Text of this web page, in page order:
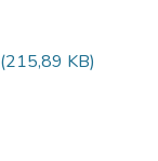
(215,89 KB)